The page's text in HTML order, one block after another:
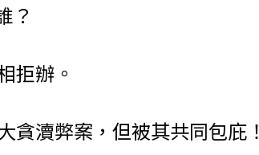
？
拒辦。
貪瀆弊案，但被其共同包庇！